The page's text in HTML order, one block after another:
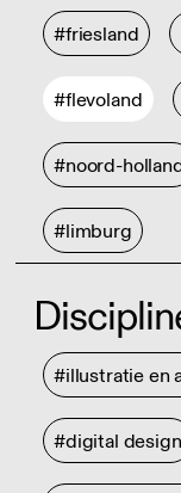
#friesland
#flevoland
#noord-
#limburg
#illustratie en
#digital design